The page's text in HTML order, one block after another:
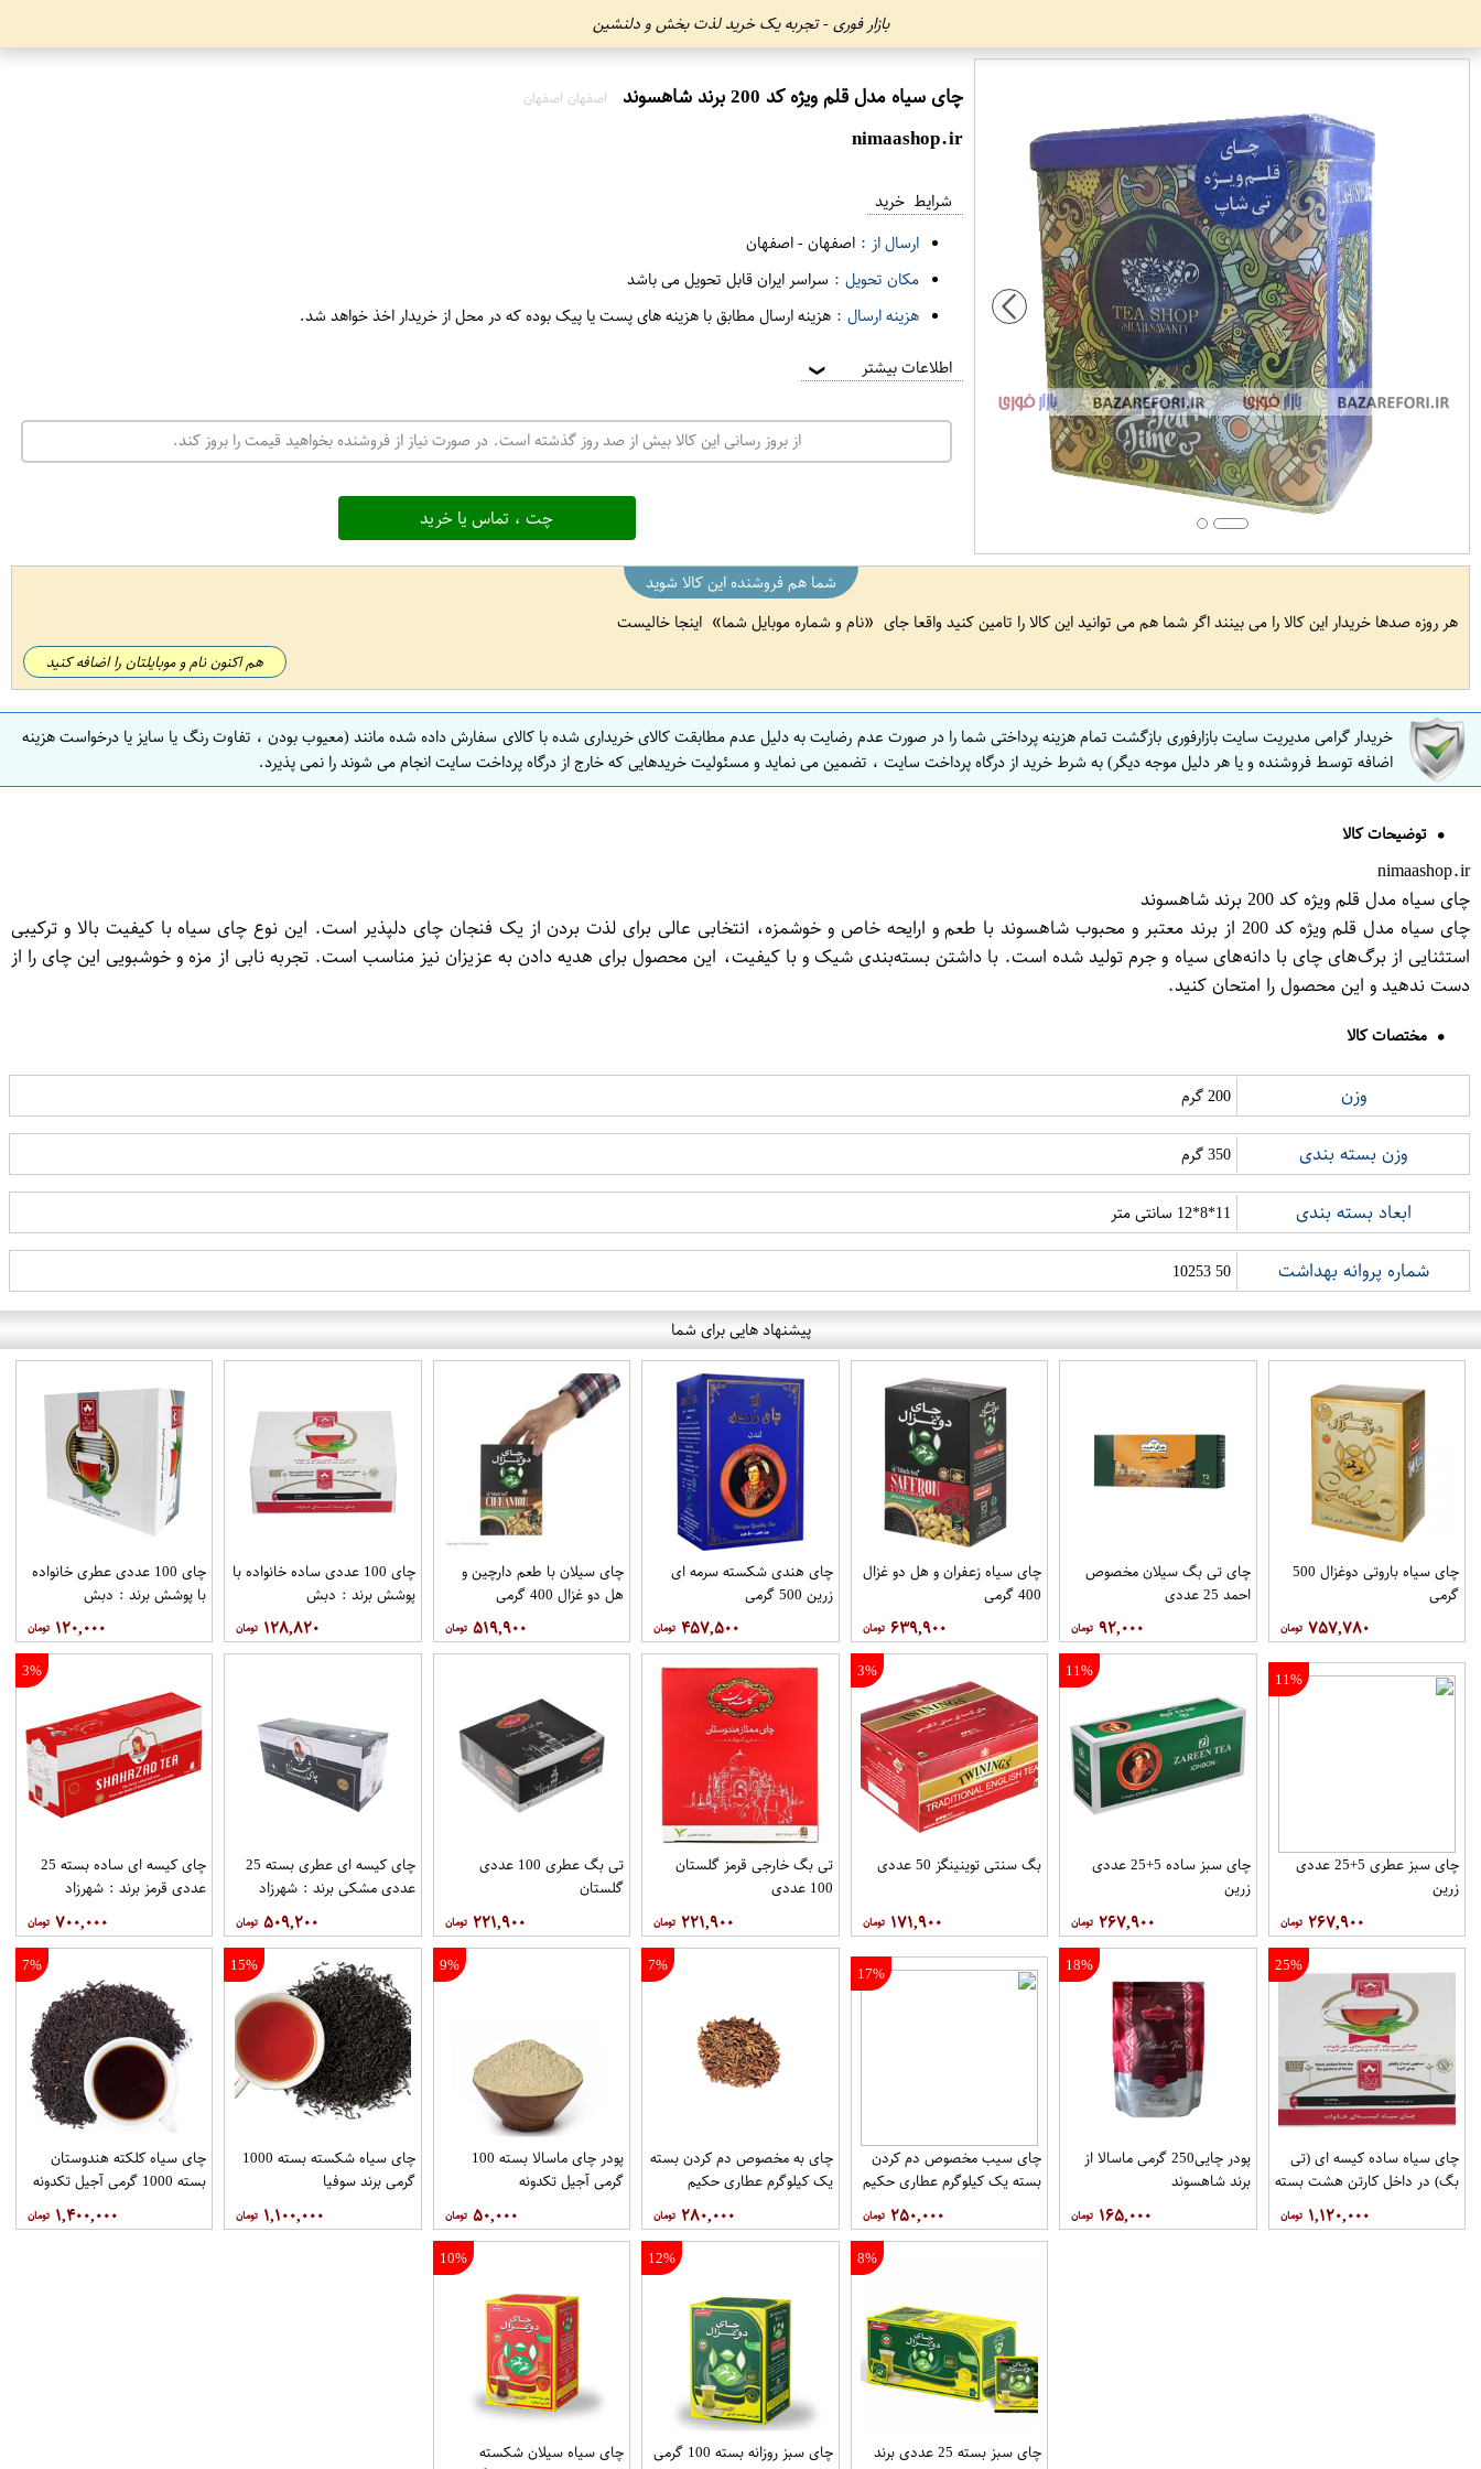
بازار فوری - تجربه یک خرید لذت بخش و دلنشین
چای سیاه مدل قلم ویژه کد 200 برند شاهسوند اصفهان اصفهان
nimaashop.ir
شرایط خرید
ارسال از : اصفهان-اصفهان
مکان تحویل : سراسر ایران قابل تحویل می باشد
هزینه ارسال : هزینه ارسال مطابق با هزینه های پست یا پیک بوده که در محل از خریدار اخذ خواهد شد.
اطلاعات بیشتر ❯
از بروز رسانی این کالا بیش از صد روز گذشته است. در صورت نیاز از فروشنده بخواهید قیمت را بروز کند.
چت ، تماس یا خرید
شما هم فروشنده این کالا شوید
هر روزه صدها خریدار این کالا را می بینند اگر شما هم می توانید این کالا را تامین کنید واقعا جای
نام و شماره موبایل شما اینجا خالیست
هم اکنون نام و موبایلتان را اضافه کنید
خریدار گرامی مدیریت سایت بازارفوری بازگشت تمام هزینه پرداختی شما را در صورت عدم رضایت به دلیل عدم مطابقت کالای خریداری شده با کالای سفارش داده شده مانند (معیوب بودن ، تفاوت رنگ یا سایز یا درخواست هزینه
اضافه توسط فروشنده و یا هر دلیل موجه دیگر) به شرط خرید از درگاه پرداخت سایت ، تضمین می نماید و مسئولیت خریدهایی که خارج از درگاه پرداخت سایت انجام می شوند را نمی پذیرد.
توضیحات کالا
nimaashop.ir
چای سیاه مدل قلم ویژه کد 200 برند شاهسوند
چای سیاه مدل قلم ویژه کد 200 از برند معتبر و محبوب شاهسوند با طعم و ارایحه خاص و خوشمزه، انتخابی عالی برای لذت بردن از یک فنجان چای دلپذیر است. این نوع چای سیاه با کیفیت بالا و ترکیبی
استثنایی از برگ‌های چای با دانه‌های سیاه و جرم تولید شده است. با داشتن بسته‌بندی شیک و با کیفیت، این محصول برای هدیه دادن به عزیزان نیز مناسب است. تجربه نابی از مزه و خوشبویی این چای را از
دست ندهید و این محصول را امتحان کنید.
مختصات کالا
وزن 200 گرم
وزن بسته بندی 350 گرم
ابعاد بسته بندی 11*8*12 سانتی متر
شماره پروانه بهداشت 50 10253
پیشنهاد هایی برای شما
چای سیاه باروتی دوغزال 500
گرمی
۷۵۷,۷۸۰
چای تی بگ سیلان مخصوص
احمد 25 عددی
۹۲,۰۰۰
چای سیاه زعفران و هل دو غزال
400 گرمی
۶۳۹,۹۰۰
چای هندی شکسته سرمه ای
زرین 500 گرمی
۴۵۷,۵۰۰
چای سیلان با طعم دارچین و
هل دو غزال 400 گرمی
۵۱۹,۹۰۰
چای 100 عددی ساده خانواده با
پوشش برند : دبش
۱۲۸,۸۲۰
چای 100 عددی عطری خانواده
با پوشش برند : دبش
۱۲۰,۰۰۰
11%
چای سبز عطری 5+25 عددی
زرین
۲۶۷,۹۰۰
11%
چای سبز ساده 5+25 عددی
زرین
۲۶۷,۹۰۰
3%
بگ سنتی توینینگز 50 عددی
۱۷۱,۹۰۰
تی بگ خارجی قرمز گلستان
100 عددی
۲۲۱,۹۰۰
تی بگ عطری 100 عددی
گلستان
۲۲۱,۹۰۰
چای کیسه ای عطری بسته 25
عددی مشکی برند : شهرزاد
۵۰۹,۲۰۰
3%
چای کیسه ای ساده بسته 25
عددی قرمز برند : شهرزاد
۷۰۰,۰۰۰
25%
چای سیاه ساده کیسه ای (تی
بگ) در داخل کارتن هشت بسته
۱,۱۲۰,۰۰۰
18%
پودر چایی250 گرمی ماسالا از
برند شاهسوند
۱۶۵,۰۰۰
17%
چای سیب مخصوص دم کردن
بسته یک کیلوگرم عطاری حکیم
۲۵۰,۰۰۰
7%
چای به مخصوص دم کردن بسته
یک کیلوگرم عطاری حکیم
۲۸۰,۰۰۰
9%
پودر چای ماسالا بسته 100
گرمی آجیل تکدونه
۵۰,۰۰۰
15%
چای سیاه شکسته بسته 1000
گرمی برند سوفیا
۱,۱۰۰,۰۰۰
7%
چای سیاه کلکته هندوستان
بسته 1000 گرمی آجیل تکدونه
۱,۴۰۰,۰۰۰
8%
چای سبز بسته 25 عددی برند
12%
چای سبز روزانه بسته 100 گرمی
10%
چای سیاه سیلان شکسته